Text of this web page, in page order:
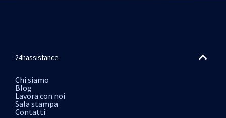
24hassistance
Chi siamo
Blog
Lavora con noi
Sala stampa
Contatti